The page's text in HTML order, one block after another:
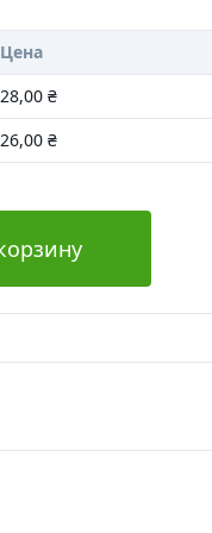
мыла
мыла
Тара
Наборы
бумаге
Цена
28,00 ₴
26,00 ₴